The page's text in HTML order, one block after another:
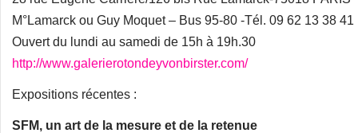
M°Lamarck ou Guy Moquet – Bus 95-80 -Tél. 09 62 13 38 41
Ouvert du lundi au samedi de 15h à 19h.30
http://www.galerierotondeyvonbirster.com/
Expositions récentes :
SFM, un art de la mesure et de la retenue